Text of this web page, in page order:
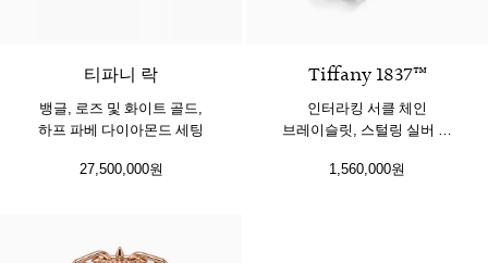
3 소재
티파니 락
뱅글, 로즈 및 화이트 골드,
하프 파베 다이아몬드 세팅
27,500,000원
Tiffany 1837™
인터라킹 서클 체인
브레이슬릿, 스털링 실버 및
1,560,000원